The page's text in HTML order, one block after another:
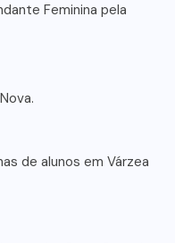
Feminina pela
de alunos em Várzea